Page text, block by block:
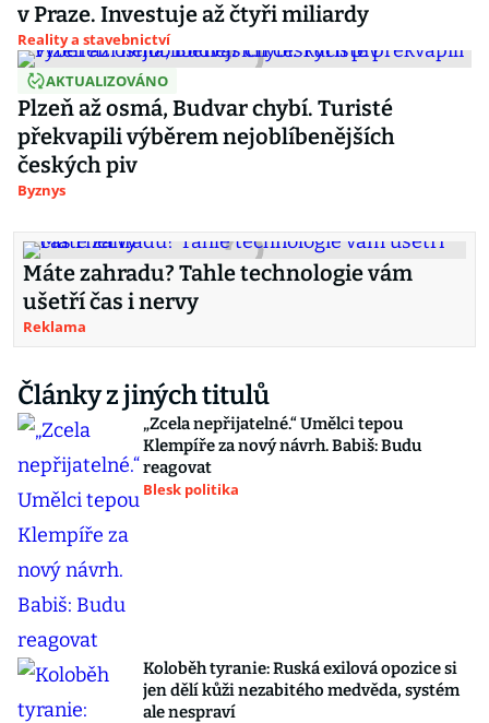
v Praze. Investuje až čtyři miliardy
Reality a stavebnictví
AKTUALIZOVÁNO
Plzeň až osmá, Budvar chybí. Turisté
překvapili výběrem nejoblíbenějších
českých piv
Byznys
Máte zahradu? Tahle technologie vám
ušetří čas i nervy
Reklama
Články z jiných titulů
„Zcela nepřijatelné.“ Umělci tepou
Klempíře za nový návrh. Babiš: Budu
reagovat
Blesk politika
Koloběh tyranie: Ruská exilová opozice si
jen dělí kůži nezabitého medvěda, systém
ale nespraví